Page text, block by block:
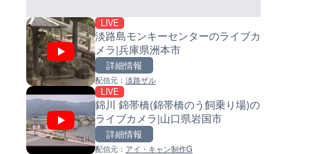
LIVE
淡路島モンキーセンターのライブカ
メラ|兵庫県洲本市
詳細情報
配信元： 淡路ザル
LIVE
錦川 錦帯橋(錦帯橋のう飼乗り場)の
ライブカメラ|山口県岩国市
詳細情報
配信元： アイ・キャン制作G
淡路島モンキーセンターのラ
メラ|兵庫県洲本市
配信元：
導目木川 花立砂防堰堤下流の
ブカメラ|福岡県朝倉市
配信元：